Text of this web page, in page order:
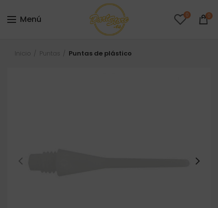
Menú 0 0
Inicio Puntas Puntas de plástico